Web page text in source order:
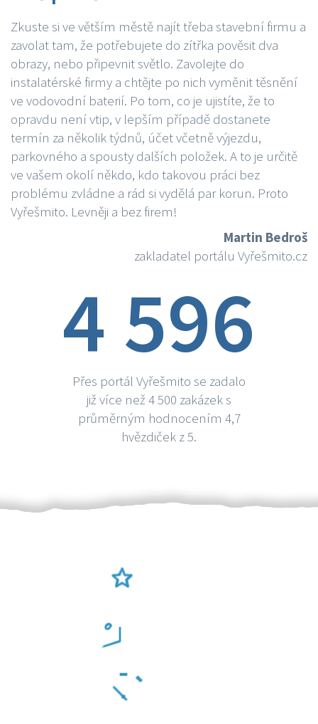
Zkuste si ve větším městě najít třeba stavební firmu a
zavolat tam, že potřebujete do zítřka pověsit dva
obrazy, nebo připevnit světlo. Zavolejte do
instalatérské firmy a chtějte po nich vyměnit těsnění
ve vodovodní baterií. Po tom, co je ujistíte, že to
opravdu není vtip, v lepším případě dostanete
termín za několik týdnů, účet včetně výjezdu,
parkovného a spousty dalších položek. A to je určitě
ve vašem okolí někdo, kdo takovou práci bez
problému zvládne a rád si vydělá par korun. Proto
Vyřešmito. Levněji a bez firem!
Martin Bedroš
zakladatel portálu Vyřešmito.cz
4 596
Přes portál Vyřešmito se zadalo
již více než 4 500 zakázek s
průměrným hodnocením 4,7
hvězdiček z 5.